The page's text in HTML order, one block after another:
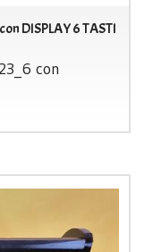
DISPLAY 6 TASTI
con